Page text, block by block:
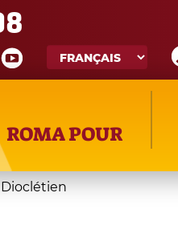
ROMA POUR